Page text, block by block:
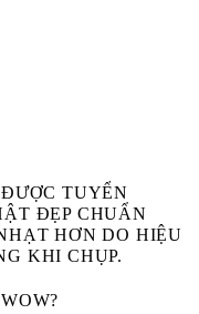
TUYỂN
ĐẸP CHUẨN
HƠN DO HIỆU
KHI CHỤP.